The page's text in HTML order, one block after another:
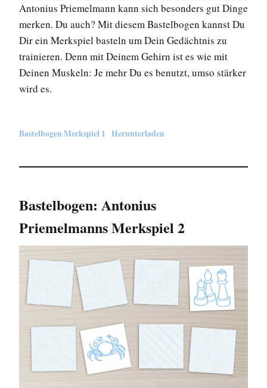
Antonius Priemelmann kann sich besonders gut ­Dinge
merken. Du auch? Mit diesem Bastelbogen kannst Du
Dir ein Merkspiel basteln um Dein Gedächtnis zu
trainieren. Denn mit Deinem Gehirn ist es wie mit
Deinen Muskeln: Je mehr Du es benutzt, umso stärker
wird es.
Bastelbogen Merkspiel 1 Herunterladen
Bastelbogen: Antonius
Priemelmanns Merkspiel 2